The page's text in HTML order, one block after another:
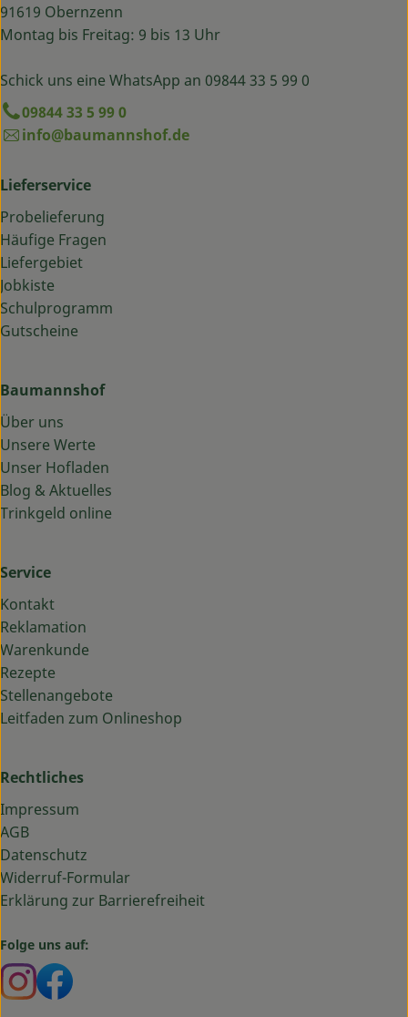
91619 Obernzenn
Montag bis Freitag: 9 bis 13 Uhr
Schick uns eine WhatsApp an 09844 33 5 99 0
09844 33 5 99 0
info@baumannshof.de
Lieferservice
Probelieferung
Häufige Fragen
Liefergebiet
Jobkiste
Schulprogramm
Gutscheine
Baumannshof
Über uns
Unsere Werte
Unser Hofladen
Blog & Aktuelles
Trinkgeld online
Service
Kontakt
Reklamation
Warenkunde
Rezepte
Stellenangebote
Leitfaden zum Onlineshop
Rechtliches
Impressum
AGB
Datenschutz
Widerruf-Formular
Erklärung zur Barrierefreiheit
Folge uns auf:
Externer Link zu https://www.instagram.com/
Externer Link zu https://www.facebook.com/